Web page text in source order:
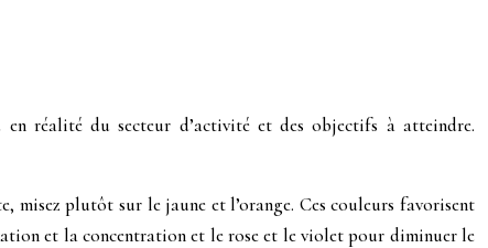
en réalité du secteur d’activité et des objectifs à atteindre.
misez plutôt sur le jaune et l’orange. Ces couleurs favorisent
et la concentration et le rose et le violet pour diminuer le